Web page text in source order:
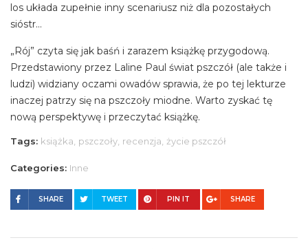
los układa zupełnie inny scenariusz niż dla pozostałych
sióstr…
„Rój” czyta się jak baśń i zarazem książkę przygodową.
Przedstawiony przez Laline Paul świat pszczół (ale także i
ludzi) widziany oczami owadów sprawia, że po tej lekturze
inaczej patrzy się na pszczoły miodne. Warto zyskać tę
nową perspektywę i przeczytać książkę.
Tags: książka, pszczoły, recenzja, życie pszczół
Categories: Inne
SHARE TWEET PIN IT SHARE